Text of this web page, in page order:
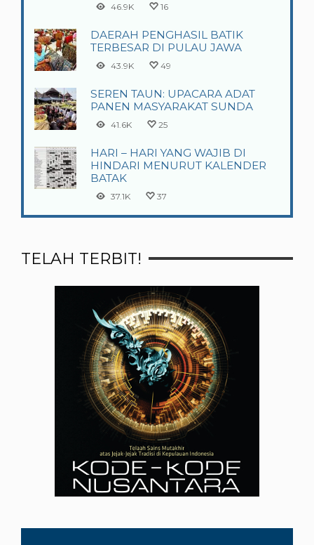
46.9K 16
DAERAH PENGHASIL BATIK
TERBESAR DI PULAU JAWA
43.9K 49
SEREN TAUN: UPACARA ADAT
PANEN MASYARAKAT SUNDA
41.6K 25
HARI – HARI YANG WAJIB DI
HINDARI MENURUT KALENDER
BATAK
37.1K 37
TELAH TERBIT!